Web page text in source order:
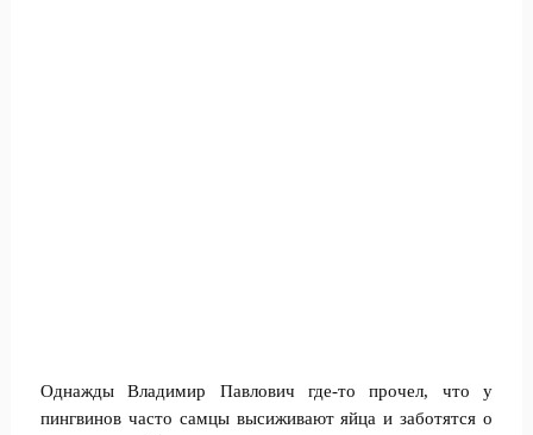
Однажды Владимир Павлович где-то прочел, что у
пингвинов часто самцы высиживают яйца и заботятся о